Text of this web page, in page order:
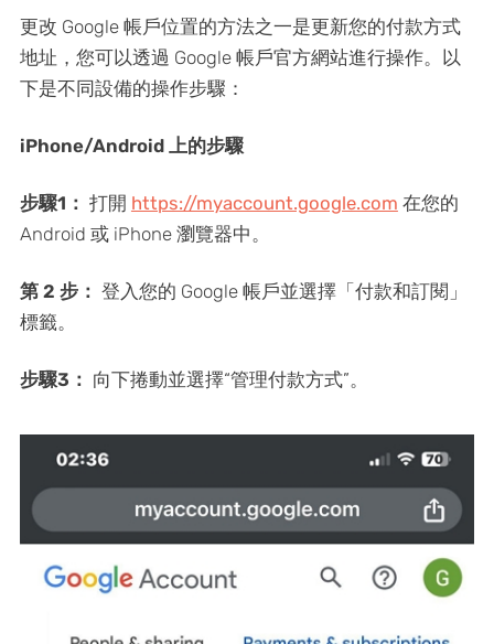
更改 Google 帳戶位置的方法之一是更新您的付款方式
地址，您可以透過 Google 帳戶官方網站進行操作。以
下是不同設備的操作步驟：
iPhone/Android 上的步驟
步驟1： 打開 https://myaccount.google.com 在您的
Android 或 iPhone 瀏覽器中。
第 2 步： 登入您的 Google 帳戶並選擇「付款和訂閱」
標籤。
步驟3： 向下捲動並選擇“管理付款方式”。